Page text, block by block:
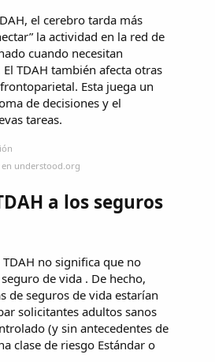
el cerebro tarda más
la actividad en la red de
cuando necesitan
TDAH también afecta otras
Esta juega un
de decisiones y el
tareas.
understood.org
a los seguros
no significa que no
de vida . De hecho,
de seguros de vida estarían
solicitantes adultos sanos
(y sin antecedentes de
clase de riesgo Estándar o